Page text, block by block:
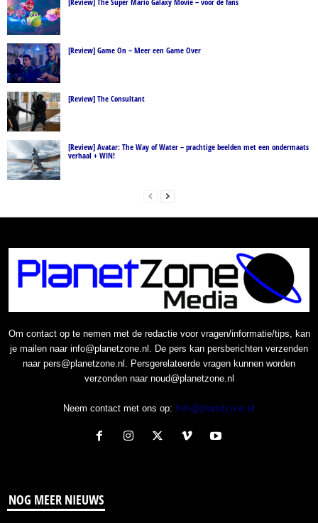
[Review] Game On – Meer een Game Over
[Review] The Consultant
[Review] Avatar: The Way of Water – prachtige beelden met een ondermaats
verhaal + WIN!
Om contact op te nemen met de redactie voor vragen/informatie/tips, kan
je mailen naar info@planetzone.nl. De pers kan persberichten verzenden
naar pers@planetzone.nl. Persgerelateerde vragen kunnen worden
verzonden naar noud@planetzone.nl
Neem contact met ons op: Info@planetzone.nl
NOG MEER NIEUWS